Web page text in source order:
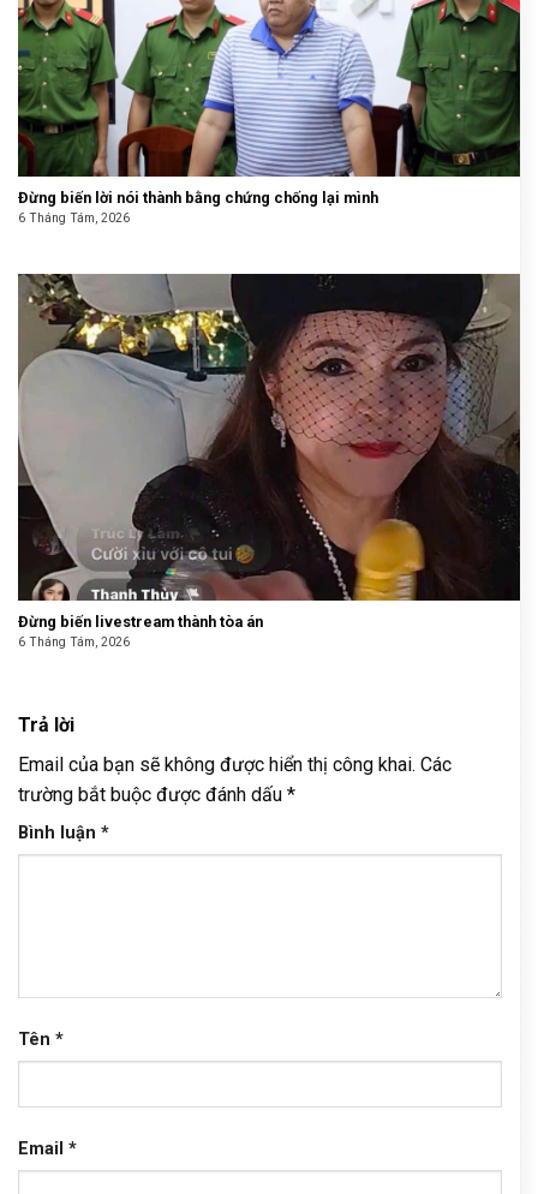
Đừng biến lời nói thành bằng chứng chống lại mình
6 Tháng Tám, 2026
Đừng biến livestream thành tòa án
6 Tháng Tám, 2026
Trả lời
Email của bạn sẽ không được hiển thị công khai. Các
trường bắt buộc được đánh dấu *
Bình luận *
Tên *
Email *